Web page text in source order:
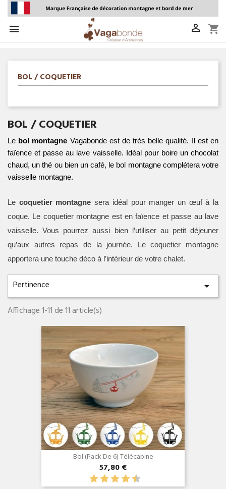
  shopping_cart
BOL / COQUETIER
BOL / COQUETIER
Le bol montagne Vagabonde est de très belle qualité. Il est en
faïence et passe au lave vaisselle. Idéal pour boire un chocolat
chaud, un thé ou bien un café, le bol montagne complétera votre
vaisselle montagne.
Le coquetier montagne sera idéal pour manger un œuf à la
coque. Le coquetier montagne est en faïence et passe au lave
vaisselle. Vous pourrez aussi bien l’utiliser au petit déjeuner
qu’aux autres repas de la journée. Le coquetier montagne
apportera une touche déco à l’intérieur de votre chalet.
Pertinence 
Affichage 1-11 de 11 article(s)
Aperçu rapide
Bol (Pack De 6) Télécabine
57,80 €
Aperçu rapide